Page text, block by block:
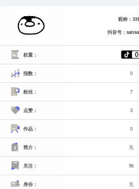
昵称：33
抖音号：
权重：
指数： 0
粉丝： 7
点赞： 3
作品： 0
简介： 无
关注： 96
身份： 无